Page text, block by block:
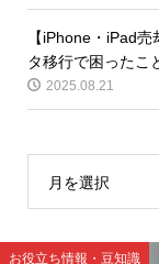
【iPhone・iPad
タ移行で困ったこ
2025.08.21
月を選択
お役立ち情報・豆知識